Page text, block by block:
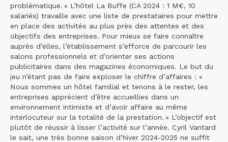
problématique. » L’hôtel La Buffe (CA 2024 : 1 M€, 10
salariés) travaille avec une liste de prestataires pour mettre
en place des activités au plus près des attentes et des
objectifs des entreprises. Pour mieux se faire connaître
auprès d’elles, l’établissement s’efforce de parcourir les
salons professionnels et d’orienter ses actions
publicitaires dans des magazines économiques. Le but du
jeu n’étant pas de faire exploser le chiffre d’affaires : «
Nous sommes un hôtel familial et tenons à le rester, les
entreprises apprécient d’être accueillies dans un
environnement intimiste et d’avoir affaire au même
interlocuteur sur la totalité de la prestation. » L’objectif est
plutôt de réussir à lisser l’activité sur l’année. Cyril Vantard
le sait, une très bonne saison d’hiver 2024-2025 ne suffit